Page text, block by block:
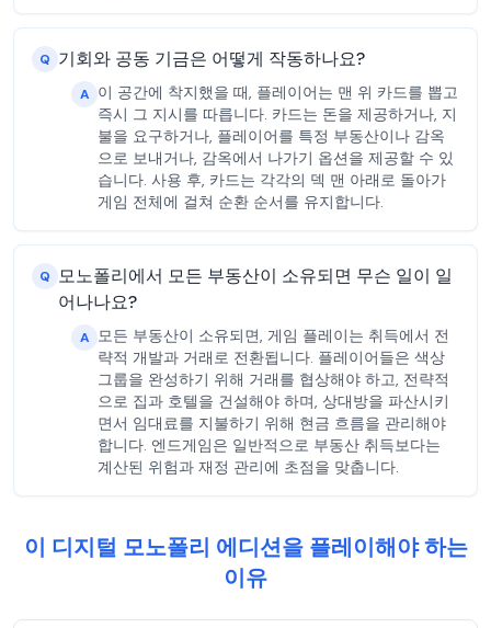
Q 기회와 공동 기금은 어떻게 작동하나요?
A 이 공간에 착지했을 때, 플레이어는 맨 위 카드를 뽑고
즉시 그 지시를 따릅니다. 카드는 돈을 제공하거나, 지
불을 요구하거나, 플레이어를 특정 부동산이나 감옥
으로 보내거나, 감옥에서 나가기 옵션을 제공할 수 있
습니다. 사용 후, 카드는 각각의 덱 맨 아래로 돌아가
게임 전체에 걸쳐 순환 순서를 유지합니다.
Q 모노폴리에서 모든 부동산이 소유되면 무슨 일이 일
어나나요?
A 모든 부동산이 소유되면, 게임 플레이는 취득에서 전
략적 개발과 거래로 전환됩니다. 플레이어들은 색상
그룹을 완성하기 위해 거래를 협상해야 하고, 전략적
으로 집과 호텔을 건설해야 하며, 상대방을 파산시키
면서 임대료를 지불하기 위해 현금 흐름을 관리해야
합니다. 엔드게임은 일반적으로 부동산 취득보다는
계산된 위험과 재정 관리에 초점을 맞춥니다.
이 디지털 모노폴리 에디션을 플레이해야 하는
이유